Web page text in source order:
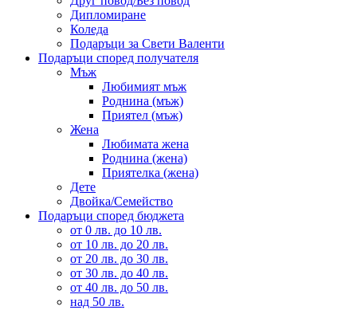
Дипломиране
Коледа
Подаръци за Свети Валенти
Подаръци според получателя
Мъж
Любимият мъж
Роднина (мъж)
Приятел (мъж)
Жена
Любимата жена
Роднина (жена)
Приятелка (жена)
Дете
Двойка/Семейство
Подаръци според бюджета
от 0 лв. до 10 лв.
от 10 лв. до 20 лв.
от 20 лв. до 30 лв.
от 30 лв. до 40 лв.
от 40 лв. до 50 лв.
над 50 лв.